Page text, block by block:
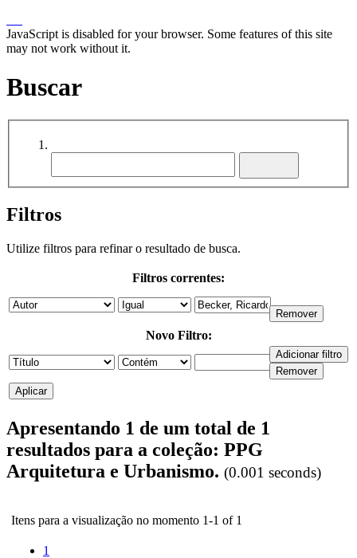
JavaScript is disabled for your browser. Some features of this site
may not work without it.
Buscar
Filtros
Utilize filtros para refinar o resultado de busca.
Filtros correntes:
Novo Filtro:
Apresentando 1 de um total de 1
resultados para a coleção: PPG
Arquitetura e Urbanismo. (0.001 seconds)
Itens para a visualização no momento 1-1 of 1
1